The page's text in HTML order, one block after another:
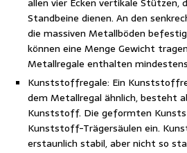
Standbeine dienen. An den
die massiven Metallböden
können eine Menge Gewicht
Metallregale enthalten
Kunststoffregale: Ein
dem Metallregal ähnlich, besteht
Kunststoff. Die geformten
Kunststoff-Trägersäulen ein.
erstaunlich stabil, aber nicht so